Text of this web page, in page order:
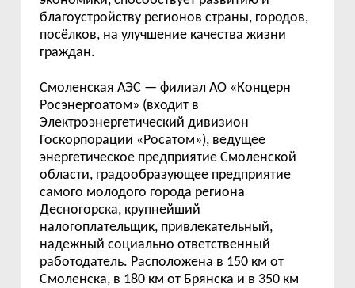
благоустройству регионов страны, городов,
посёлков, на улучшение качества жизни
граждан.
Смоленская АЭС — филиал АО «Концерн
Росэнергоатом» (входит в
Электроэнергетический дивизион
Госкорпорации «Росатом»), ведущее
энергетическое предприятие Смоленской
области, градообразующее предприятие
самого молодого города региона
Десногорска, крупнейший
налогоплательщик, привлекательный,
надежный социально ответственный
работодатель. Расположена в 150 км от
Смоленска, в 180 км от Брянска и в 350 км